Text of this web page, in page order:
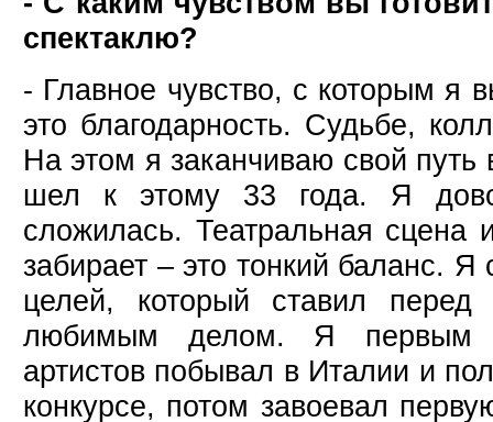
спектаклю?
- Главное чувство, с которым я
это благодарность. Судьбе,
На этом я заканчиваю свой путь
шел к этому 33 года. Я
сложилась. Театральная сцена
забирает – это тонкий баланс. Я
целей, который ставил
любимым делом. Я первым
артистов побывал в Италии и
конкурсе, потом завоевал